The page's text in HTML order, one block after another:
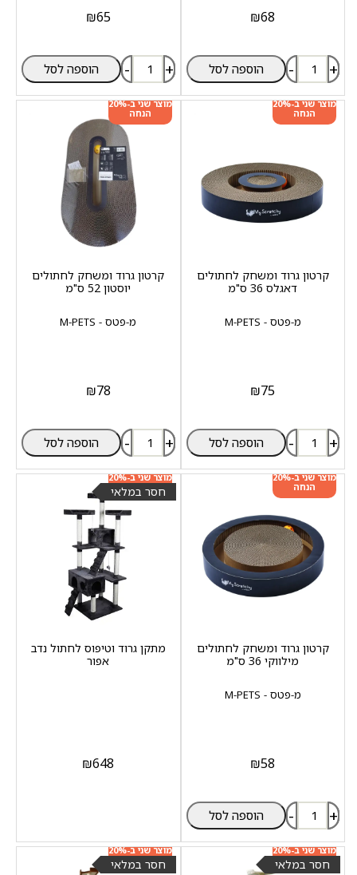
₪68
- + הוספה לסל
₪65
- + הוספה לסל
מוצר שני ב-20%
הנחה
מ-פטס - M-PETS
קרטון גרוד ומשחק לחתולים
דאגלס 36 ס"מ
₪75
- + הוספה לסל
מוצר שני ב-20%
הנחה
מ-פטס - M-PETS
קרטון גרוד ומשחק לחתולים
יוסטון 52 ס"מ
₪78
- + הוספה לסל
מוצר שני ב-20%
הנחה
מ-פטס - M-PETS
קרטון גרוד ומשחק לחתולים
מילווקי 36 ס"מ
₪58
- + הוספה לסל
מוצר שני ב-20%
הנחה
חסר במלאי
מתקן גרוד וטיפוס לחתול נדב
אפור
₪648
מוצר שני ב-20%
הנחה
חסר במלאי
מוצר שני ב-20%
הנחה
חסר במלאי